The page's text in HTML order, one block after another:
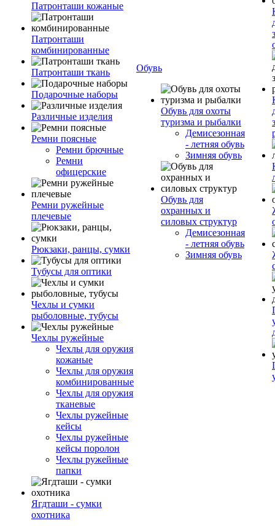
Патронташи кожаные
Патронташи
комбинированные
Патронташи ткань
Подарочные наборы
Различные изделия
Ремни поясные
Ремни брючные
Ремни
офицерские
Ремни ружейные
плечевые
Рюкзаки, ранцы, сумки
Тубусы для оптики
Чехлы и сумки
рыболовные, тубусы
Чехлы ружейные
Чехлы для оружия
кожаные
Чехлы для оружия
комбинированные
Чехлы для оружия
тканевые
Чехлы ружейные
кейсы
Чехлы ружейные
кейсы поролон
Чехлы ружейные
папки
Ягдташи - сумки
охотника
Обувь
Обувь для охоты
туризма и рыбалки
Демисезонная
- летняя обувь
Зимняя обувь
Обувь для
охранных и
силовых структур
Демисезонная
- летняя обувь
Зимняя обувь